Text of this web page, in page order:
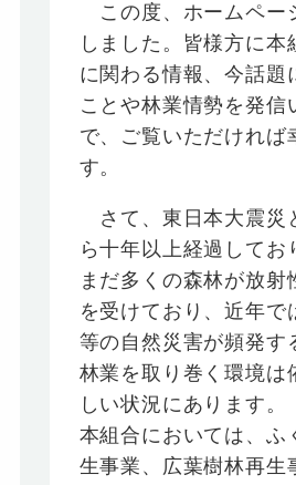
この度、ホームペー
しました。皆様方に本
に関わる情報、今話題
ことや林業情勢を発信
で、ご覧いただければ
す。
さて、東日本大震災
ら十年以上経過してお
まだ多くの森林が放射
を受けており、近年で
等の自然災害が頻発す
林業を取り巻く環境は
しい状況にあります。
本組合においては、ふ
生事業、広葉樹林再生